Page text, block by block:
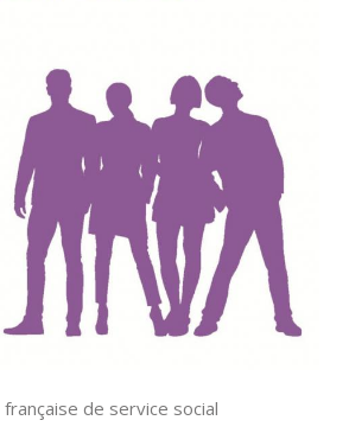
française de service social